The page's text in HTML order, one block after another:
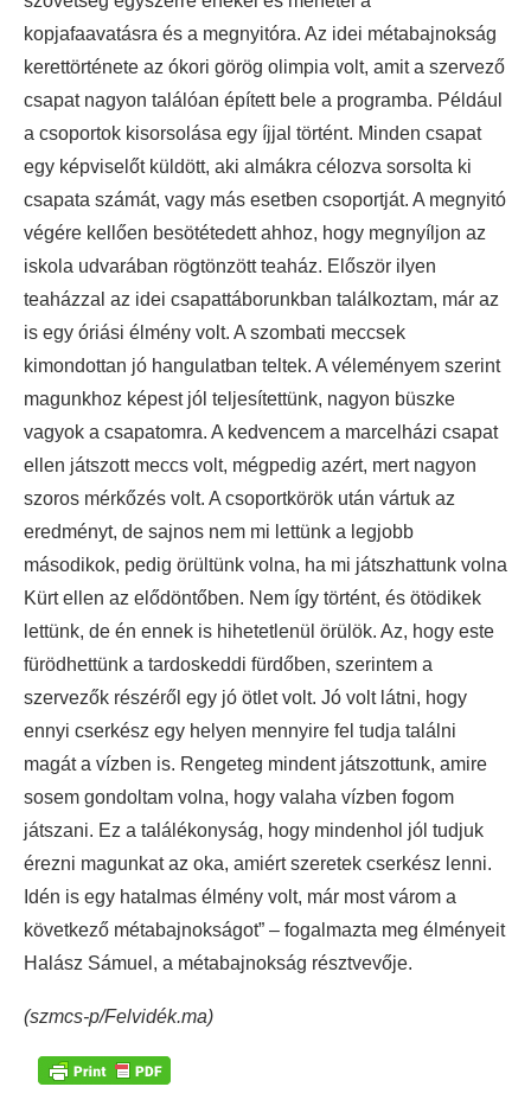
kopjafaavatásra és a megnyitóra. Az idei métabajnokság
kerettörténete az ókori görög olimpia volt, amit a szervező
csapat nagyon találóan épített bele a programba. Például
a csoportok kisorsolása egy íjjal történt. Minden csapat
egy képviselőt küldött, aki almákra célozva sorsolta ki
csapata számát, vagy más esetben csoportját. A megnyitó
végére kellően besötétedett ahhoz, hogy megnyíljon az
iskola udvarában rögtönzött teaház. Először ilyen
teaházzal az idei csapattáborunkban találkoztam, már az
is egy óriási élmény volt. A szombati meccsek
kimondottan jó hangulatban teltek. A véleményem szerint
magunkhoz képest jól teljesítettünk, nagyon büszke
vagyok a csapatomra. A kedvencem a marcelházi csapat
ellen játszott meccs volt, mégpedig azért, mert nagyon
szoros mérkőzés volt. A csoportkörök után vártuk az
eredményt, de sajnos nem mi lettünk a legjobb
másodikok, pedig örültünk volna, ha mi játszhattunk volna
Kürt ellen az elődöntőben. Nem így történt, és ötödikek
lettünk, de én ennek is hihetetlenül örülök. Az, hogy este
fürödhettünk a tardoskeddi fürdőben, szerintem a
szervezők részéről egy jó ötlet volt. Jó volt látni, hogy
ennyi cserkész egy helyen mennyire fel tudja találni
magát a vízben is. Rengeteg mindent játszottunk, amire
sosem gondoltam volna, hogy valaha vízben fogom
játszani. Ez a találékonyság, hogy mindenhol jól tudjuk
érezni magunkat az oka, amiért szeretek cserkész lenni.
Idén is egy hatalmas élmény volt, már most várom a
következő métabajnokságot” – fogalmazta meg élményeit
Halász Sámuel, a métabajnokság résztvevője.
(szmcs-p/Felvidék.ma)